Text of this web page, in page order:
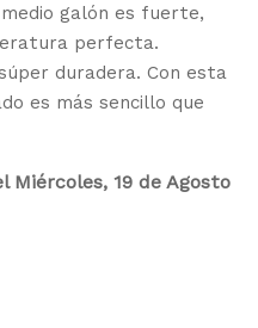
galón es fuerte,
perfecta.
duradera. Con esta
es más sencillo que
19 de Agosto